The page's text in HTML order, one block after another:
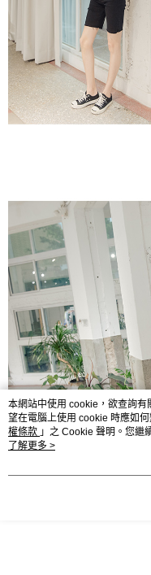
本網站中使用 cookie，欲查詢
望在電腦上使用 cookie 時應如
權條款 」之 Cookie 聲明。您繼
用條款之 Cookie 聲明使用 cookie
了解更多 >